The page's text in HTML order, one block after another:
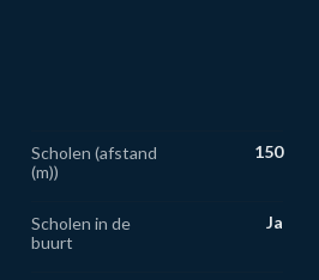
Scholen (afstand
(m))
150
Scholen in de
buurt
Ja